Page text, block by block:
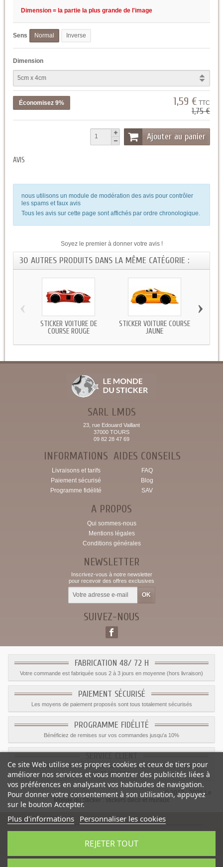
Dimension = la partie la plus grande de l'image
Sens Normal Inverse
Dimension
Économisez 9% 1,59 € TTC
1,75 €
Ajouter au panier
AVIS
nous utilisons un module de modération des avis pour contrôler
les spams et faux avis
Tous les avis sur cette page sont affichés par ordre chronologique.
Soyez le premier à donner votre avis !
30 AUTRES PRODUITS DANS LA MÊME CATÉGORIE :
STICKER VOITURE DE
COURSE ROUGE
STICKER VOITURE COURSE
JAUNE
‹ ›
SARL LMDS
23, rue Edouard Vaillant
37000 TOURS
09 82 28 47 69
INFORMATIONS
Livraisons et tarifs
Paiement sécurisé
Programme fidélité
AIDES CONSEILS
FAQ
Blog
SAV
A PROPOS
Qui sommes-nous
Mentions légales
Conditions générales
NEWSLETTER
Inscrivez-vous à notre newsletter
pour recevoir des offres exclusives
SUIVEZ-NOUS
FABRICATION 48/ 72 H
Votre commande est fabriquée sous 2 à 3 jours en moyenne (hors livraison)
PAIEMENT SÉCURISÉ
Les moyens de paiement proposés sont tous totalement sécurisés
PROGRAMME FIDÉLITÉ
Bénéficiez de remises sur vos commandes jusqu'a 10%
Le service client est a votre disposition du lundi au vendredi de 8h à 17h
09.82.28.47.69.
© 2012 - 2026 Le
Monde du Sticker :
stickers déco et muraux
Sticker Piste de course-Catégorie:Voiture
Ce site Web utilise ses propres cookies et ceux de tiers pour
améliorer nos services et vous montrer des publicités liées à
vos préférences en analysant vos habitudes de navigation.
Pour donner votre consentement à son utilisation, appuyez
sur le bouton Accepter.
Plus d'informations Personnaliser les cookies
REJETER TOUT